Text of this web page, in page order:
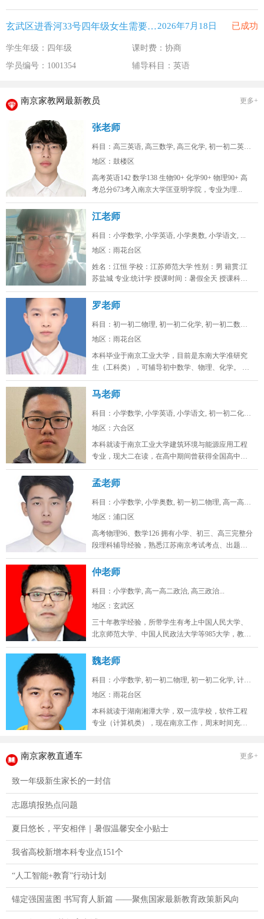
玄武区进香河33号四年级女生需要补习英语2026年7月18日 已成功
学生年级：四年级
课时费：协商
学员编号：1001354
辅导科目：英语
南京家教网最新教员 更多+
张老师
科目：高三英语, 高三数学, 高三化学, 初一初二英语...
地区：鼓楼区
高考英语142 数学138 生物90+ 化学90+ 物理90+ 高
考总分673考入南京大学匡亚明学院，专业为理...
江老师
科目：小学数学, 小学英语, 小学奥数, 小学语文, ...
地区：雨花台区
姓名：江恒 学校：江苏师范大学 性别：男 籍贯:江
苏盐城 专业:统计学 授课时间：暑假全天 授课科
目：小学初...
罗老师
科目：初一初二物理, 初一初二化学, 初一初二数学, ...
地区：雨花台区
本科毕业于南京工业大学，目前是东南大学准研究
生（工科类），可辅导初中数学、物理、化学。 可
线上/线下，南京雨花台、浦口...
马老师
科目：小学数学, 小学英语, 小学语文, 初一初二化学...
地区：六合区
本科就读于南京工业大学建筑环境与能源应用工程
专业，现大二在读，在高中期间曾获得全国高中生
英语能力测评大赛省一，全国化学奥...
孟老师
科目：小学数学, 小学奥数, 初一初二物理, 高一高二...
地区：浦口区
高考物理96、数学126 拥有小学、初三、高三完整分
段理科辅导经验，熟悉江苏南京考试考点、出题思
路，擅长补差提分、五升...
仲老师
科目：小学数学, 高一高二政治, 高三政治...
地区：玄武区
三十年教学经验，所带学生有考上中国人民大学、
北京师范大学、中国人民政法大学等985大学，教学
态度认真，品德高尚。...
魏老师
科目：小学数学, 初一初二物理, 初一初二化学, 计算...
地区：雨花台区
本科就读于湖南湘潭大学，双一流学校，软件工程
专业（计算机类），现在南京工作，周末时间充
南京家教直通车 更多+
致一年级新生家长的一封信
志愿填报热点问题
夏日悠长，平安相伴｜暑假温馨安全小贴士
我省高校新增本科专业点151个
“人工智能+教育”行动计划
锚定强国蓝图 书写育人新篇 ——聚焦国家最新教育政策新风向